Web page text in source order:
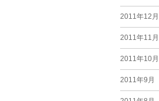
2011年12月
2011年11月
2011年10月
2011年9月